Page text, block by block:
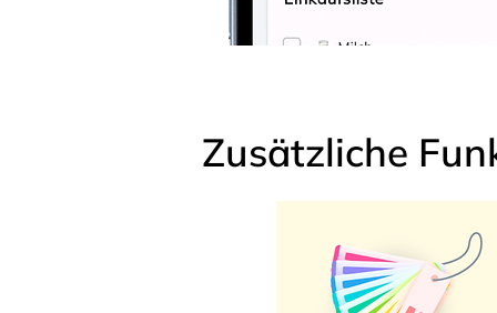
Zusätzliche